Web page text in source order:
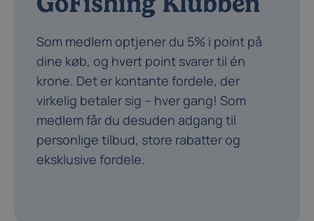
Som medlem optjener du 5% i point på
dine køb, og hvert point svarer til én
krone. Det er kontante fordele, der
virkelig betaler sig – hver gang! Som
medlem får du desuden adgang til
personlige tilbud, store rabatter og
eksklusive fordele.